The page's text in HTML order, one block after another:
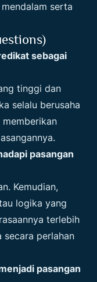
serta
sebagai
tinggi dan
selalu berusaha
pasangan
Kemudian,
logika yang
terlebih
secara perlahan
pasangan